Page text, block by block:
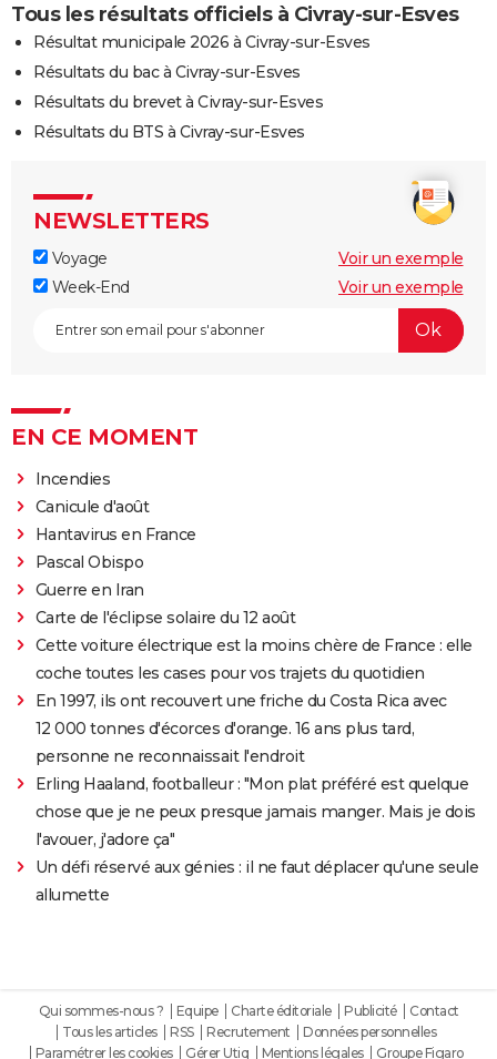
Tous les résultats officiels à Civray-sur-Esves
Résultat municipale 2026 à Civray-sur-Esves
Résultats du bac à Civray-sur-Esves
Résultats du brevet à Civray-sur-Esves
Résultats du BTS à Civray-sur-Esves
NEWSLETTERS
Voyage
Voir un exemple
Week-End
Voir un exemple
EN CE MOMENT
Incendies
Canicule d'août
Hantavirus en France
Pascal Obispo
Guerre en Iran
Carte de l'éclipse solaire du 12 août
Cette voiture électrique est la moins chère de France : elle
coche toutes les cases pour vos trajets du quotidien
En 1997, ils ont recouvert une friche du Costa Rica avec
12 000 tonnes d'écorces d'orange. 16 ans plus tard,
personne ne reconnaissait l'endroit
Erling Haaland, footballeur : "Mon plat préféré est quelque
chose que je ne peux presque jamais manger. Mais je dois
l'avouer, j'adore ça"
Un défi réservé aux génies : il ne faut déplacer qu'une seule
allumette
Qui sommes-nous ? Equipe Charte éditoriale Publicité
Contact
Tous les articles
RSS Recrutement
Données personnelles
Paramétrer les cookies
Gérer Utiq Mentions légales Groupe Figaro